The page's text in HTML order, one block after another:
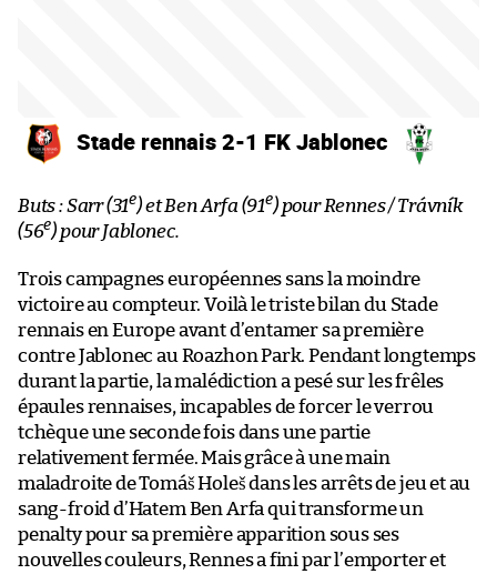
Stade rennais 2-1 FK Jablonec
Buts : Sarr (31e) et Ben Arfa (91e) pour Rennes / Trávník
(56e) pour Jablonec.
Trois campagnes européennes sans la moindre
victoire au compteur. Voilà le triste bilan du Stade
rennais en Europe avant d’entamer sa première
contre Jablonec au Roazhon Park. Pendant longtemps
durant la partie, la malédiction a pesé sur les frêles
épaules rennaises, incapables de forcer le verrou
tchèque une seconde fois dans une partie
relativement fermée. Mais grâce à une main
maladroite de Tomáš Holeš dans les arrêts de jeu et au
sang-froid d’Hatem Ben Arfa qui transforme un
penalty pour sa première apparition sous ses
nouvelles couleurs, Rennes a fini par l’emporter et